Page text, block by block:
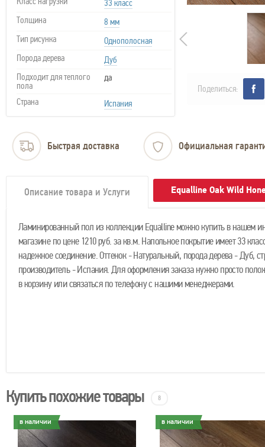
33 класс
Толщина
8 мм
Тип рисунка
Однополосная
Порода дерева
Дуб
Подходит для теплого
пола
да
Страна Испания
Поделиться:
Быстрая доставка Официальная
Описание товара и Услуги Equalline Oak Wild
Ламинированный пол из коллекции Equalline можно купить в нашем
магазине по цене 1210 руб. за кв.м. Напольное покрытие имеет 33
надежное соединение. Оттенок - Натуральный, порода дерева - Дуб,
производитель - Испания. Для оформления заказа нужно просто
в корзину или связаться по телефону с нашими менеджерами.
Купить похожие товары 8
в наличии в наличии